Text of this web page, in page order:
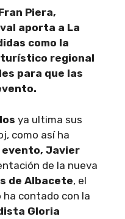
Piera,
aporta a La
como la
regional
para que las
ya ultima sus
como así ha
Javier
de la nueva
de Albacete, el
ha contado con la
Gloria